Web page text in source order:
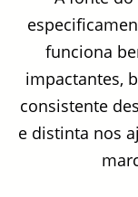
funciona
impactantes,
consistente
e distinta nos